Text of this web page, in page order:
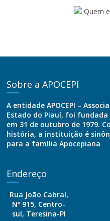
Quem
Sobre a APOCEPI
A entidade APOCEPI –
Estado do Piauí, foi
em 31 de outubro de 1979.
história, a instituição é
para a família Apocepiana
Endereço
Rua João Cabral,
Nº 915, Centro-
sul, Teresina-PI